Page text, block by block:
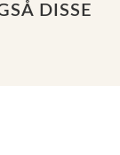
DISSE